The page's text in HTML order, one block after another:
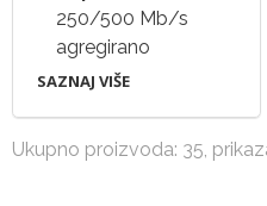
250/500 Mb/s
agregirano
SAZNAJ VIŠE
Ukupno proizvoda: 35,